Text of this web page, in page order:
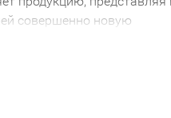
совершенно новую
меняя образ жизни